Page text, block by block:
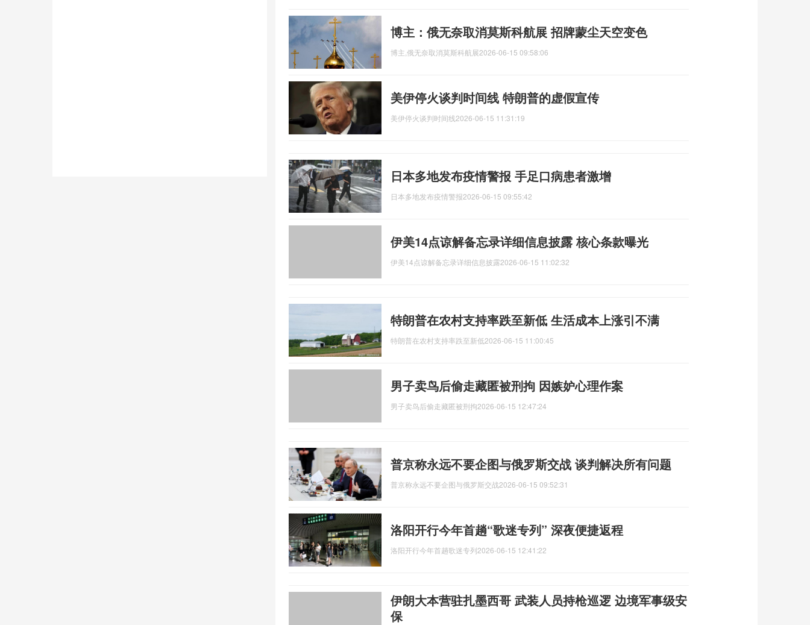
博主：俄无奈取消莫斯科航展 招牌蒙尘天空变色
博主,俄无奈取消莫斯科航展2026-06-15 09:58:06
美伊停火谈判时间线 特朗普的虚假宣传
美伊停火谈判时间线2026-06-15 11:31:19
日本多地发布疫情警报 手足口病患者激增
日本多地发布疫情警报2026-06-15 09:55:42
伊美14点谅解备忘录详细信息披露 核心条款曝光
伊美14点谅解备忘录详细信息披露2026-06-15 11:02:32
特朗普在农村支持率跌至新低 生活成本上涨引不满
特朗普在农村支持率跌至新低2026-06-15 11:00:45
男子卖鸟后偷走藏匿被刑拘 因嫉妒心理作案
男子卖鸟后偷走藏匿被刑拘2026-06-15 12:47:24
普京称永远不要企图与俄罗斯交战 谈判解决所有问题
普京称永远不要企图与俄罗斯交战2026-06-15 09:52:31
洛阳开行今年首趟“歌迷专列” 深夜便捷返程
洛阳开行今年首趟歌迷专列2026-06-15 12:41:22
伊朗大本营驻扎墨西哥 武装人员持枪巡逻 边境军事级安
保